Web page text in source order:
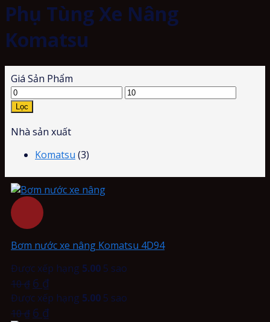
Phụ Tùng Xe Nâng
Komatsu
Giá Sản Phẩm
Lọc
Nhà sản xuất
Komatsu (3)
Bơm nước xe nâng Komatsu 4D94
Được xếp hạng 5.00 5 sao
10₫ 6 ₫
Được xếp hạng 5.00 5 sao
10₫ 6 ₫